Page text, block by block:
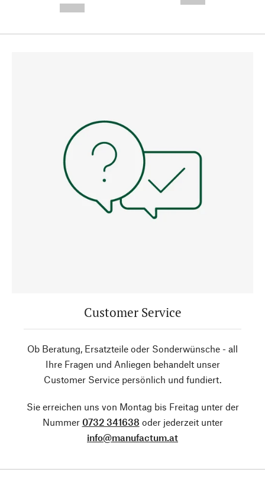
Customer Service
Ob Beratung, Ersatzteile oder Sonderwünsche - all
Ihre Fragen und Anliegen behandelt unser
Customer Service persönlich und fundiert.
Sie erreichen uns von Montag bis Freitag unter der
Nummer 0732 341638 oder jederzeit unter
info@manufactum.at